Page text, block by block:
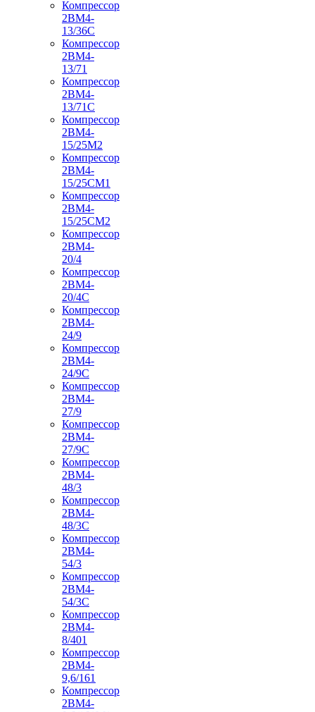
Компрессор
2ВМ4-
13/36С
Компрессор
2ВМ4-
13/71
Компрессор
2ВМ4-
13/71С
Компрессор
2ВМ4-
15/25М2
Компрессор
2ВМ4-
15/25СМ1
Компрессор
2ВМ4-
15/25СМ2
Компрессор
2ВМ4-
20/4
Компрессор
2ВМ4-
20/4С
Компрессор
2ВМ4-
24/9
Компрессор
2ВМ4-
24/9С
Компрессор
2ВМ4-
27/9
Компрессор
2ВМ4-
27/9С
Компрессор
2ВМ4-
48/3
Компрессор
2ВМ4-
48/3С
Компрессор
2ВМ4-
54/3
Компрессор
2ВМ4-
54/3С
Компрессор
2ВМ4-
8/401
Компрессор
2ВМ4-
9,6/161
Компрессор
2ВМ4-